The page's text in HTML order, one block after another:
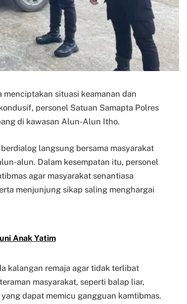
menciptakan situasi keamanan dan
personel Satuan Samapta Polres
di kawasan Alun-Alun Itho.
langsung bersama masyarakat
alun. Dalam kesempatan itu, personel
agar masyarakat senantiasa
menjunjung sikap saling menghargai
Anak Yatim
kalangan remaja agar tidak terlibat
masyarakat, seperti balap liar,
dapat memicu gangguan kamtibmas.